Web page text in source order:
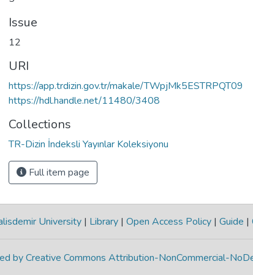
Issue
12
URI
https://app.trdizin.gov.tr/makale/TWpjMk5ESTRPQT09
https://hdl.handle.net/11480/3408
Collections
TR-Dizin İndeksli Yayınlar Koleksiyonu
Full item page
University | Library | Open Access Policy | Guide |
by Creative Commons Attribution-NonCommercial-